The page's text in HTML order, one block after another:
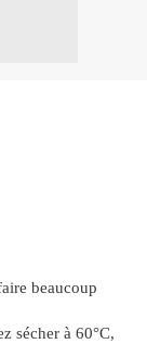
beaucoup
sécher à 60°C,